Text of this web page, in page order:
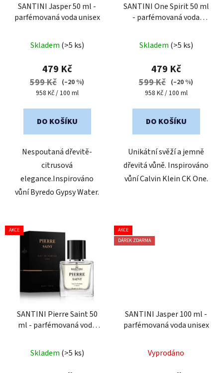
SANTINI Jasper 50 ml -
parfémovaná voda unisex
Skladem (>5 ks)
479 Kč
599 Kč (–20 %)
Měrná
958 Kč / 100 ml
DO KOŠÍKU
Nespoutaná dřevitě-
citrusová
elegance.Inspirováno
vůní Byredo Gypsy Water.
SANTINI One Spirit 50 ml
- parfémovaná voda
hodnocení
produktu
je
5,0
5
Skladem (>5 ks)
479 Kč
599 Kč (–20 %)
Měrná
958 Kč / 100 ml
DO KOŠÍKU
Unikátní svěží a jemně
dřevitá vůně. Inspirováno
vůní Calvin Klein CK One.
AKCE
SANTINI Pierre Saint 50
ml - parfémovaná voda
hodnocení
Skladem (>5 ks)
AKCE
DÁREK ZDARMA
SANTINI Jasper 100 ml -
parfémovaná voda unisex
Vyprodáno